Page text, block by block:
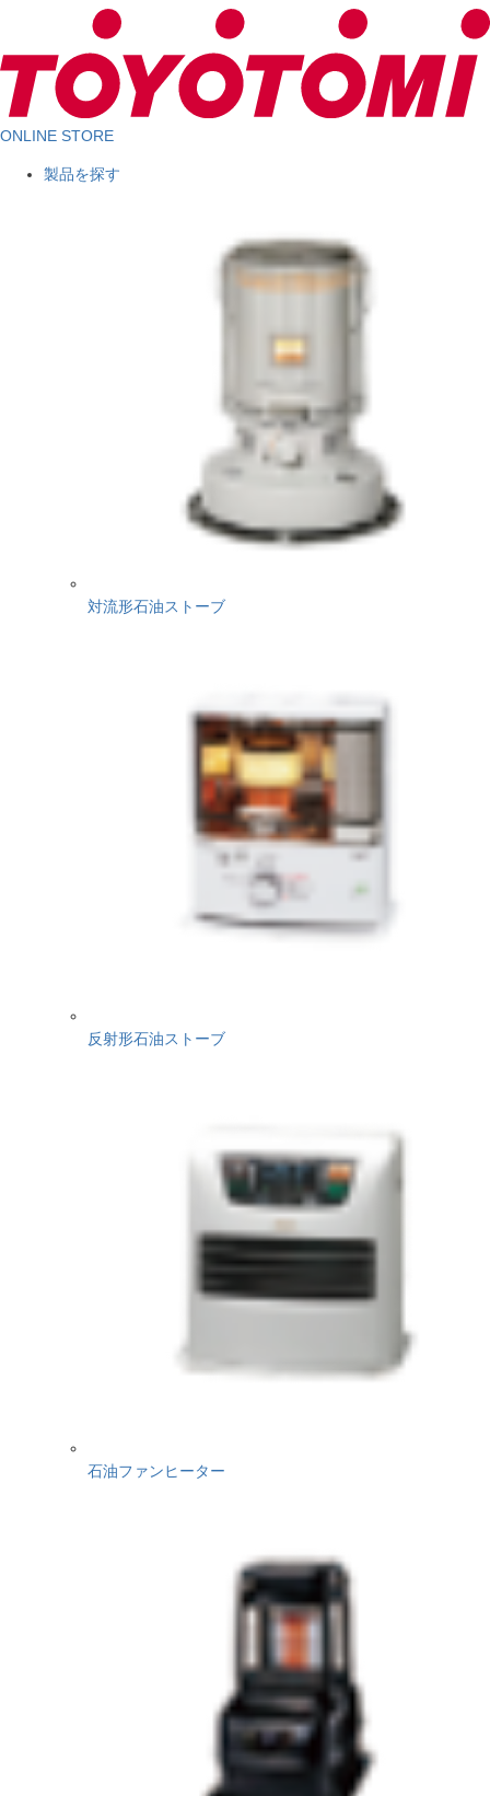
ONLINE STORE
製品を探す
対流形石油ストーブ
反射形石油ストーブ
石油ファンヒーター